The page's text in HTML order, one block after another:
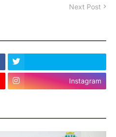
Next Post
Instagram